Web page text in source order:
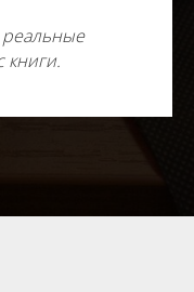
книги.